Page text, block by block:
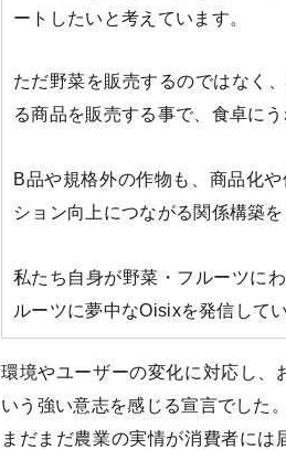
ートしたいと考えています。
ただ野菜を販売するのではなく
る商品を販売する事で、食卓に
B品や規格外の作物も、商品化
ション向上につながる関係構築
私たち自身が野菜・フルーツに
ルーツに夢中なOisixを発信して
環境やユーザーの変化に対応し、
いう強い意志を感じる宣言でした。
まだまだ農業の実情が消費者に